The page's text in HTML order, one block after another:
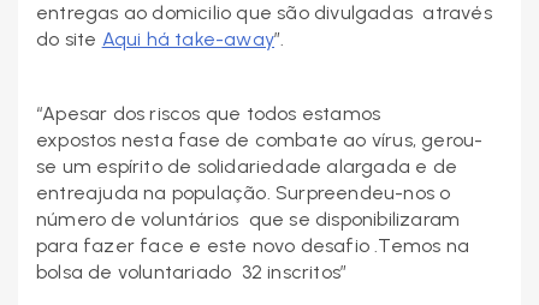
entregas ao domicilio que são divulgadas através
do site Aqui há take-away”.
“Apesar dos riscos que todos estamos
expostos nesta fase de combate ao vírus, gerou-
se um espírito de solidariedade alargada e de
entreajuda na população. Surpreendeu-nos o
número de voluntários que se disponibilizaram
para fazer face e este novo desafio .Temos na
bolsa de voluntariado 32 inscritos”